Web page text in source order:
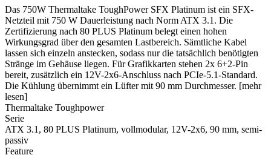
Das 750W Thermaltake ToughPower SFX Platinum ist ein SFX-
Netzteil mit 750 W Dauerleistung nach Norm ATX 3.1. Die
Zertifizierung nach 80 PLUS Platinum belegt einen hohen
Wirkungsgrad über den gesamten Lastbereich. Sämtliche Kabel
lassen sich einzeln anstecken, sodass nur die tatsächlich benötigten
Stränge im Gehäuse liegen. Für Grafikkarten stehen 2x 6+2-Pin
bereit, zusätzlich ein 12V-2x6-Anschluss nach PCIe-5.1-Standard.
Die Kühlung übernimmt ein Lüfter mit 90 mm Durchmesser. [mehr
lesen]
Thermaltake Toughpower
Serie
ATX 3.1, 80 PLUS Platinum, vollmodular, 12V-2x6, 90 mm, semi-
passiv
Feature